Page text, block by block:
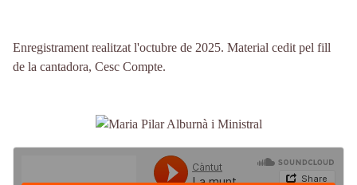
Enregistrament realitzat l'octubre de 2025. Material cedit pel fill
de la cantadora, Cesc Compte.